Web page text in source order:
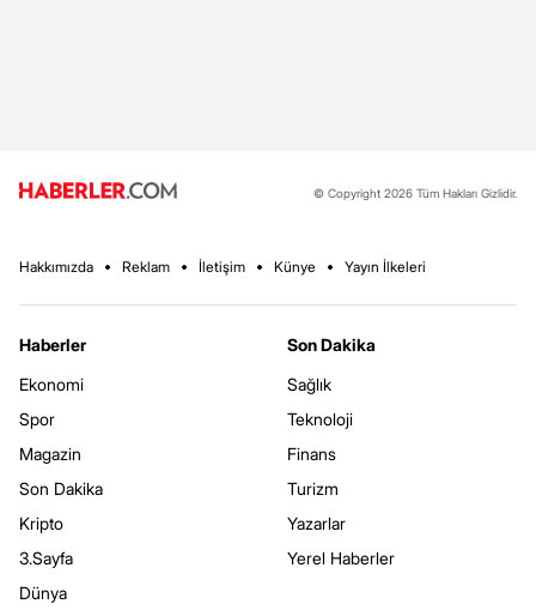
© Copyright 2026 Tüm Hakları Gizlidir.
Hakkımızda Reklam İletişim Künye Yayın İlkeleri
Haberler
Ekonomi
Spor
Magazin
Son Dakika
Kripto
3.Sayfa
Dünya
Son Dakika
Sağlık
Teknoloji
Finans
Turizm
Yazarlar
Yerel Haberler